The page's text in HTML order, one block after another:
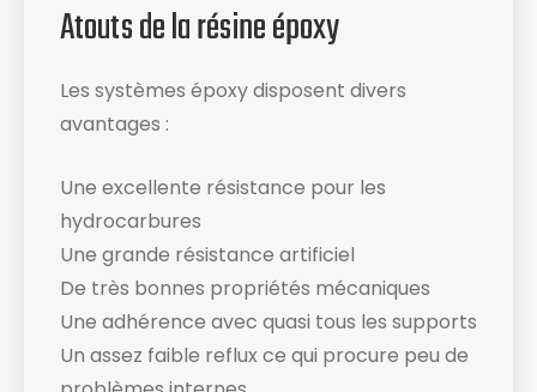
Atouts de la résine époxy
Les systèmes époxy disposent divers
avantages :
Une excellente résistance pour les
hydrocarbures
Une grande résistance artificiel
De très bonnes propriétés mécaniques
Une adhérence avec quasi tous les supports
Un assez faible reflux ce qui procure peu de